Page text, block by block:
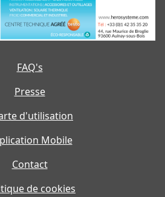
FAQ's
Presse
d'utilisation
Mobile
Contact
de cookies